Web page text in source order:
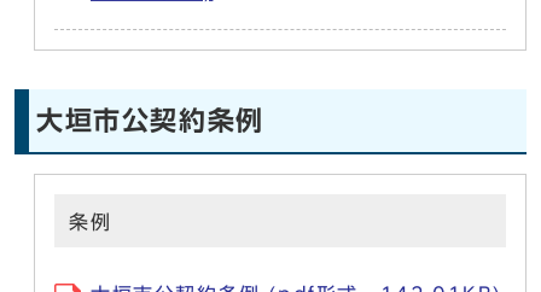
大垣市公契約条例
条例